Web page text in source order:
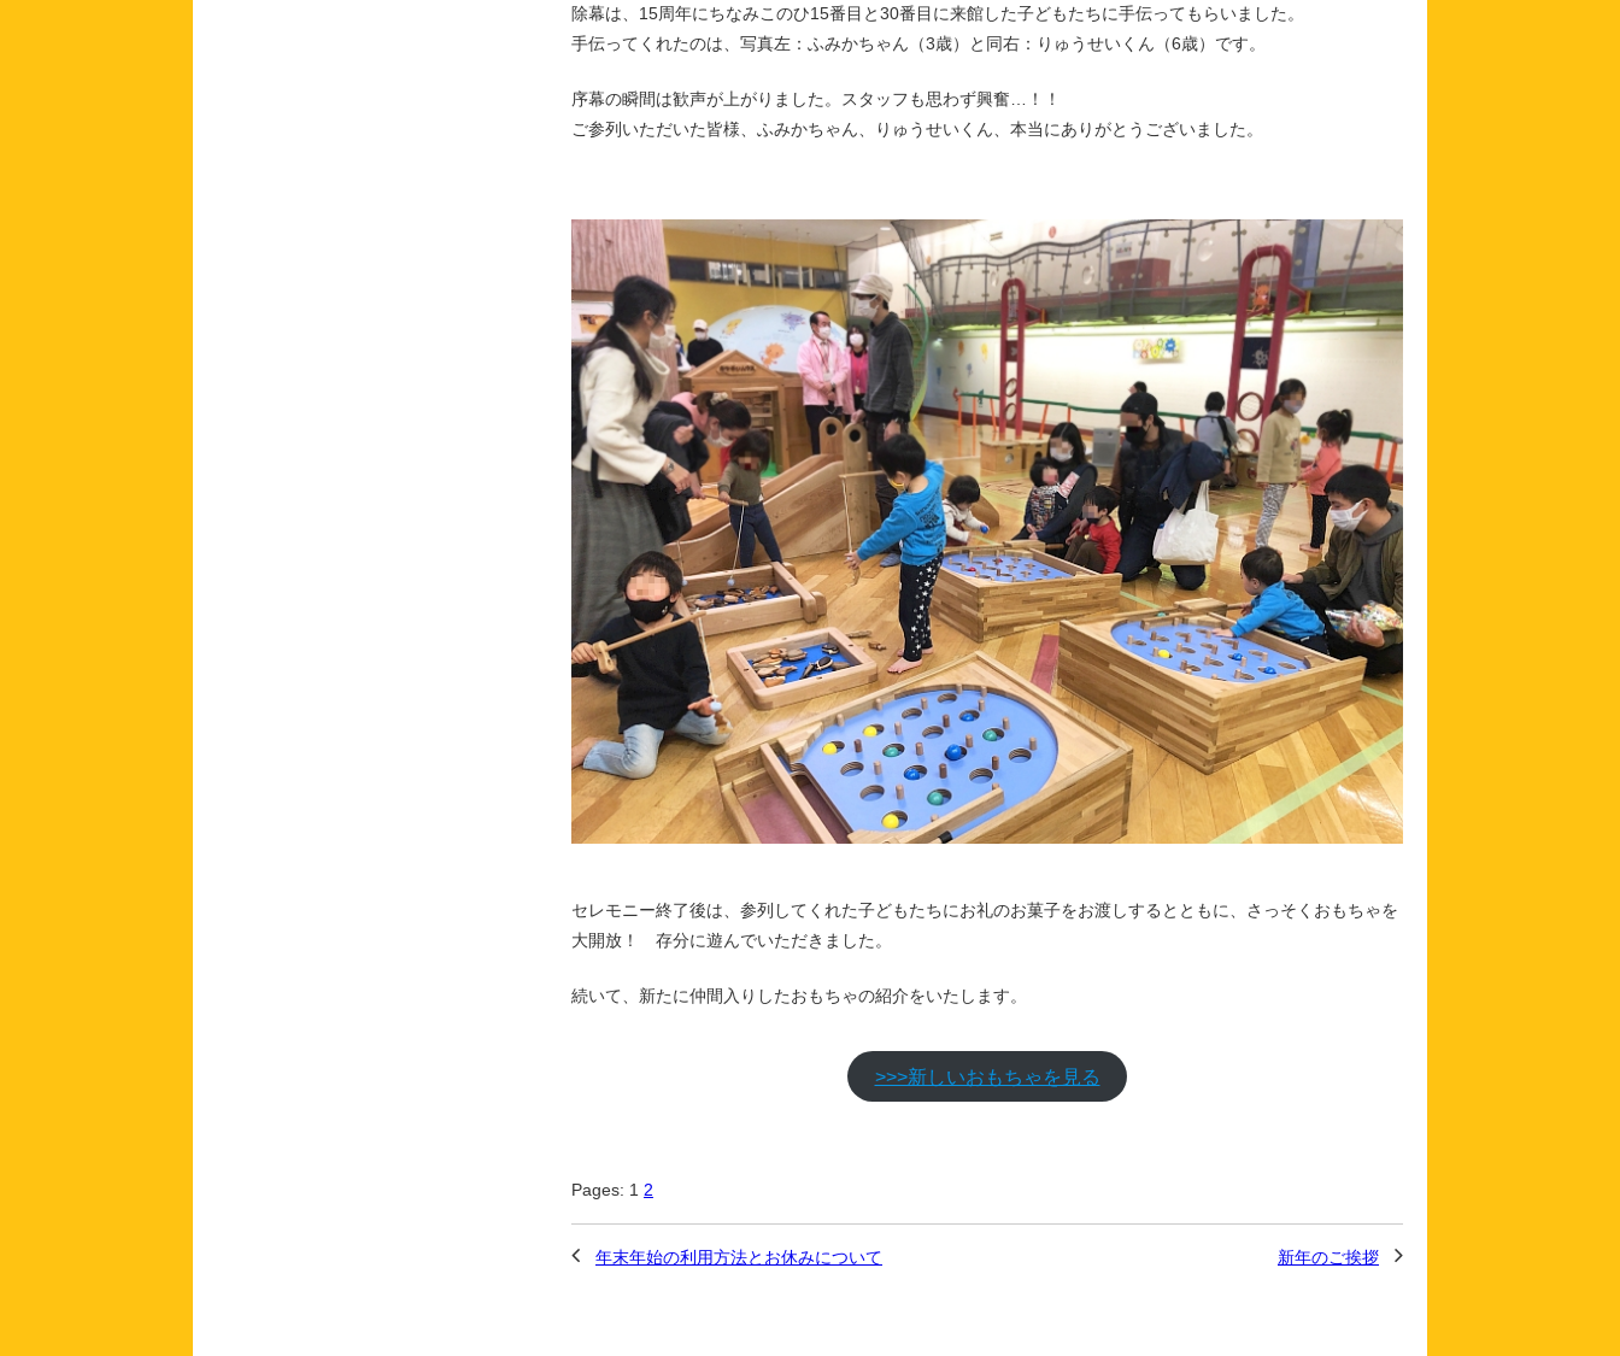
除幕は、15周年にちなみこのひ15番目と30番目に来館した子どもたちに手伝ってもらいました。
手伝ってくれたのは、写真左：ふみかちゃん（3歳）と同右：りゅうせいくん（6歳）です。
序幕の瞬間は歓声が上がりました。スタッフも思わず興奮…！！
ご参列いただいた皆様、ふみかちゃん、りゅうせいくん、本当にありがとうございました。
セレモニー終了後は、参列してくれた子どもたちにお礼のお菓子をお渡しするとともに、さっそくおもちゃを
大開放！ 存分に遊んでいただきました。
続いて、新たに仲間入りしたおもちゃの紹介をいたします。
>>>新しいおもちゃを見る
Pages: 1 2
年末年始の利用方法とお休みについて 新年のご挨拶